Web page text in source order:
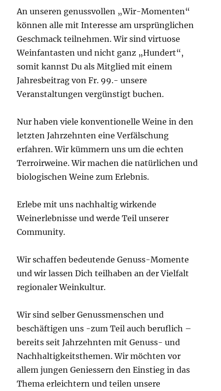
An unseren genussvollen „Wir-Momenten“
können alle mit Interesse am ursprünglichen
Geschmack teilnehmen. Wir sind virtuose
Weinfantasten und nicht ganz „Hundert“,
somit kannst Du als Mitglied mit einem
Jahresbeitrag von Fr. 99.- unsere
Veranstaltungen vergünstigt buchen.
Nur haben viele konventionelle Weine in den
letzten Jahrzehnten eine Verfälschung
erfahren. Wir kümmern uns um die echten
Terroirweine. Wir machen die natürlichen und
biologischen Weine zum Erlebnis.
Erlebe mit uns nachhaltig wirkende
Weinerlebnisse und werde Teil unserer
Community.
Wir schaffen bedeutende Genuss-Momente
und wir lassen Dich teilhaben an der Vielfalt
regionaler Weinkultur.
Wir sind selber Genussmenschen und
beschäftigen uns -zum Teil auch beruflich –
bereits seit Jahrzehnten mit Genuss- und
Nachhaltigkeitsthemen. Wir möchten vor
allem jungen Geniessern den Einstieg in das
Thema erleichtern und teilen unsere